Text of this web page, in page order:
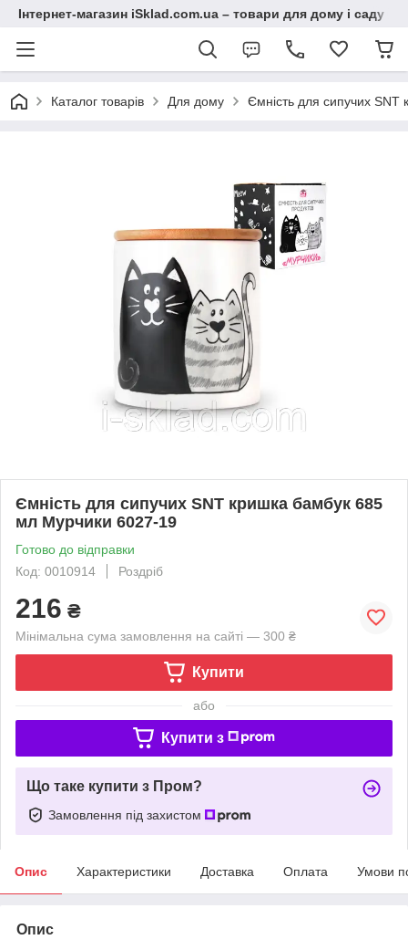
Інтернет-магазин iSklad.com.ua – товари для дому і саду
Каталог товарів Для дому Ємність для сипучих
Ємність для сипучих SNT кришка бамбук 685
мл Мурчики 6027-19
Готово до відправки
Код: 0010914
Роздріб
216 ₴
Мінімальна сума замовлення на сайті — 300 ₴
Купити
або
Купити з
Що таке купити з Пром?
Замовлення під захистом
Опис Характеристики Доставка Оплата Умови
Опис